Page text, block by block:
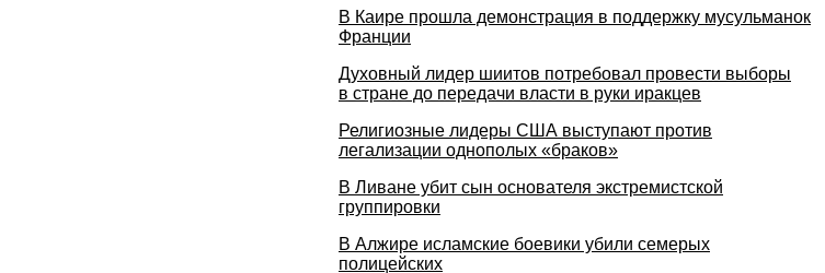
В Каире прошла демонстрация в поддержку мусульманок
Франции
Духовный лидер шиитов потребовал провести выборы
в стране до передачи власти в руки иракцев
Религиозные лидеры США выступают против
легализации однополых «браков»
В Ливане убит сын основателя экстремистской
группировки
В Алжире исламские боевики убили семерых
полицейских